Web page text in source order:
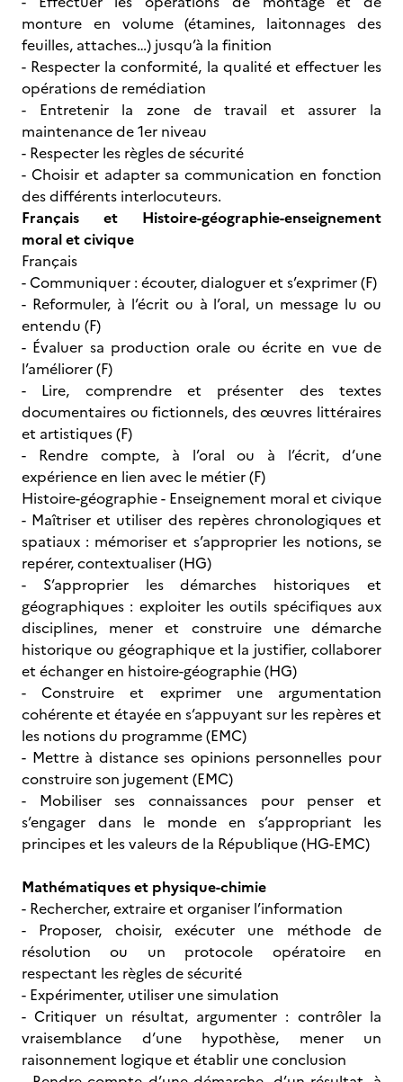
monture en volume (étamines, laitonnages des
feuilles, attaches…) jusqu’à la finition
- Respecter la conformité, la qualité et effectuer les
opérations de remédiation
- Entretenir la zone de travail et assurer la
maintenance de 1er niveau
- Respecter les règles de sécurité
- Choisir et adapter sa communication en fonction
des différents interlocuteurs.
Français et Histoire-géographie-enseignement
moral et civique
Français
- Communiquer : écouter, dialoguer et s’exprimer (F)
- Reformuler, à l’écrit ou à l’oral, un message lu ou
entendu (F)
- Évaluer sa production orale ou écrite en vue de
l’améliorer (F)
- Lire, comprendre et présenter des textes
documentaires ou fictionnels, des œuvres littéraires
et artistiques (F)
- Rendre compte, à l’oral ou à l’écrit, d’une
expérience en lien avec le métier (F)
Histoire-géographie - Enseignement moral et civique
- Maîtriser et utiliser des repères chronologiques et
spatiaux : mémoriser et s’approprier les notions, se
repérer, contextualiser (HG)
- S’approprier les démarches historiques et
géographiques : exploiter les outils spécifiques aux
disciplines, mener et construire une démarche
historique ou géographique et la justifier, collaborer
et échanger en histoire-géographie (HG)
- Construire et exprimer une argumentation
cohérente et étayée en s’appuyant sur les repères et
les notions du programme (EMC)
- Mettre à distance ses opinions personnelles pour
construire son jugement (EMC)
- Mobiliser ses connaissances pour penser et
s’engager dans le monde en s’appropriant les
principes et les valeurs de la République (HG-EMC)
Mathématiques et physique-chimie
- Rechercher, extraire et organiser l’information
- Proposer, choisir, exécuter une méthode de
résolution ou un protocole opératoire en
respectant les règles de sécurité
- Expérimenter, utiliser une simulation
- Critiquer un résultat, argumenter : contrôler la
vraisemblance d’une hypothèse, mener un
raisonnement logique et établir une conclusion